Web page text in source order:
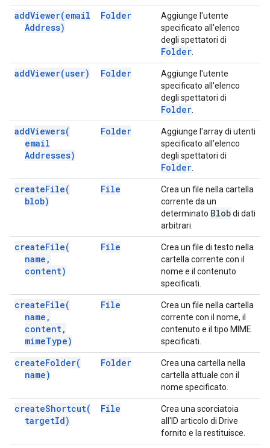
addViewer(email
Address)
Folder
Aggiunge l'utente
specificato all'elenco
degli spettatori di
Folder
addViewer(user) Folder
Aggiunge l'utente
specificato all'elenco
degli spettatori di
Folder
addViewers(
email
Addresses)
Folder
Aggiunge l'array di utenti
specificato all'elenco
degli spettatori di
Folder
createFile(
blob)
File
Crea un file nella cartella
corrente da un
determinato Blobdi dati
arbitrari.
createFile(
name ,
content)
File
Crea un file di testo nella
cartella corrente con il
nome e il contenuto
specificati.
createFile(
name ,
content,
mimeType)
File
Crea un file nella cartella
corrente con il nome, il
contenuto e il tipo MIME
specificati.
createFolder(
name)
Folder
Crea una cartella nella
cartella attuale con il
nome specificato.
createShortcut(
targetId)
File
Crea una scorciatoia
all'ID articolo di Drive
fornito e la restituisce.